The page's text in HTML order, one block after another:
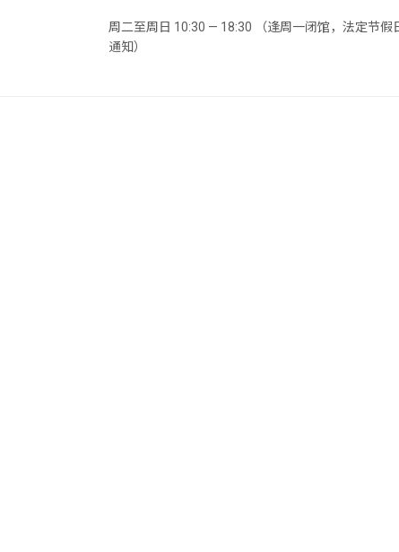
周二至周日 10:30 — 18:30 （逢周一闭馆，法定节假
通知）